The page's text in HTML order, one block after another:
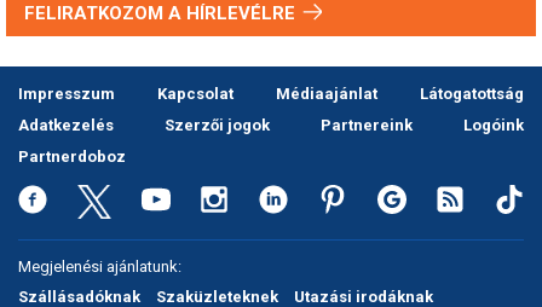
FELIRATKOZOM A HÍRLEVÉLRE
Impresszum Kapcsolat Médiaajánlat
Látogatottság
Adatkezelés
Szerzői jogok Partnereink
Logóink
Partnerdoboz
Megjelenési ajánlatunk:
Szállásadóknak
Szaküzleteknek Utazási irodáknak